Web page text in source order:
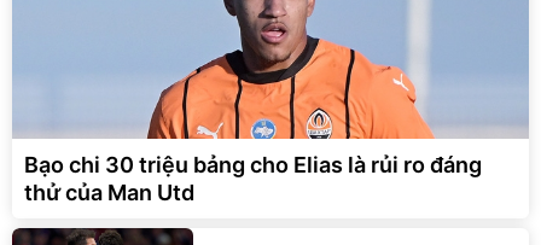
Bạo chi 30 triệu bảng cho Elias là rủi ro đáng
thử của Man Utd